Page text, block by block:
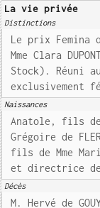
La vie privée
Distinctions
Le prix Femina
Mme Clara
Stock). Réuni
exclusivement
Naissances
Anatole, fils de
Grégoire de
fils de Mme
et directrice
Décès
M. Hervé de